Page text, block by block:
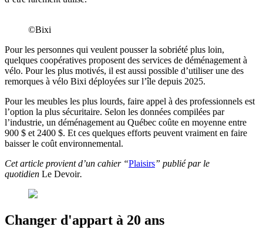
©Bixi
Pour les personnes qui veulent pousser la sobriété plus loin,
quelques coopératives proposent des services de déménagement à
vélo. Pour les plus motivés, il est aussi possible d’utiliser une des
remorques à vélo Bixi déployées sur l’île depuis 2025.
Pour les meubles les plus lourds, faire appel à des professionnels est
l’option la plus sécuritaire. Selon les données compilées par
l’industrie, un déménagement au Québec coûte en moyenne entre
900 $ et 2400 $. Et ces quelques efforts peuvent vraiment en faire
baisser le coût environnemental.
Cet article provient d’un cahier “Plaisirs” publié par le
quotidien Le Devoir.
Changer d'appart à 20 ans